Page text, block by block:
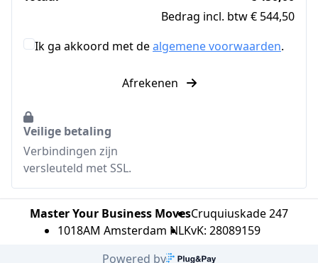
Bedrag incl. btw € 544,50
Ik ga akkoord met dealgemene voorwaarden.
Afrekenen
Veilige betaling
Verbindingen zijn
versleuteld met SSL.
Master Your Business MovesCruquiuskade 247
1018AM Amsterdam NLKvK: 28089159
Powered by